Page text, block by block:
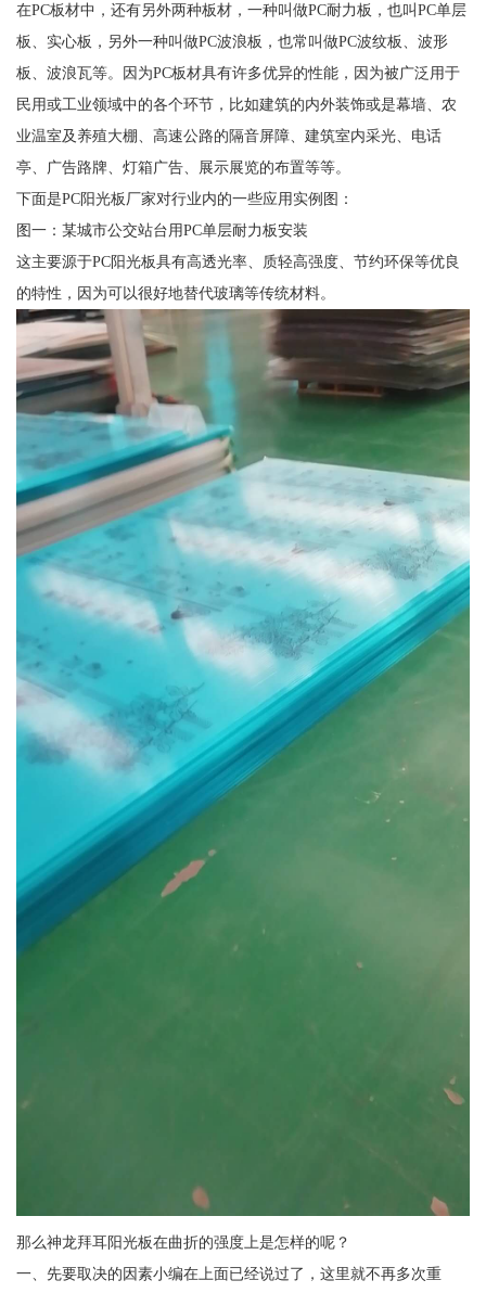
在PC板材中，还有另外两种板材，一种叫做PC耐力板，也叫PC单层
板、实心板，另外一种叫做PC波浪板，也常叫做PC波纹板、波形
板、波浪瓦等。因为PC板材具有许多优异的性能，因为被广泛用于
民用或工业领域中的各个环节，比如建筑的内外装饰或是幕墙、农
业温室及养殖大棚、高速公路的隔音屏障、建筑室内采光、电话
亭、广告路牌、灯箱广告、展示展览的布置等等。
下面是PC阳光板厂家对行业内的一些应用实例图：
图一：某城市公交站台用PC单层耐力板安装
这主要源于PC阳光板具有高透光率、质轻高强度、节约环保等优良
的特性，因为可以很好地替代玻璃等传统材料。
那么神龙拜耳阳光板在曲折的强度上是怎样的呢？
一、先要取决的因素小编在上面已经说过了，这里就不再多次重